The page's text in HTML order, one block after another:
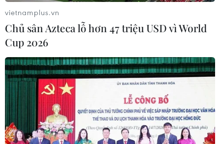
vietnamplus.vn
Chủ sân Azteca lỗ hơn 47 triệu USD vì World
Cup 2026